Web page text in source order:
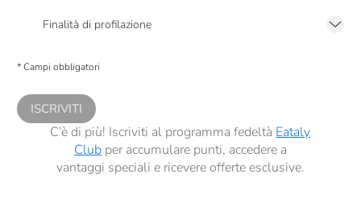
Finalità di profilazione
comunicazioni commerciali personalizzate, in caso di consenso prestato ai
* Campi obbligatori
ISCRIVITI
C’è di più! Iscriviti al programma fedeltà Eataly
Clubper accumulare punti, accedere a
vantaggi speciali e ricevere offerte esclusive.